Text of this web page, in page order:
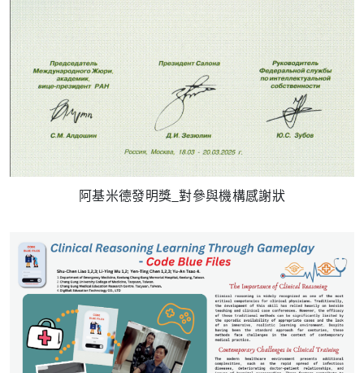
阿基米德發明獎_對參與機構感謝狀